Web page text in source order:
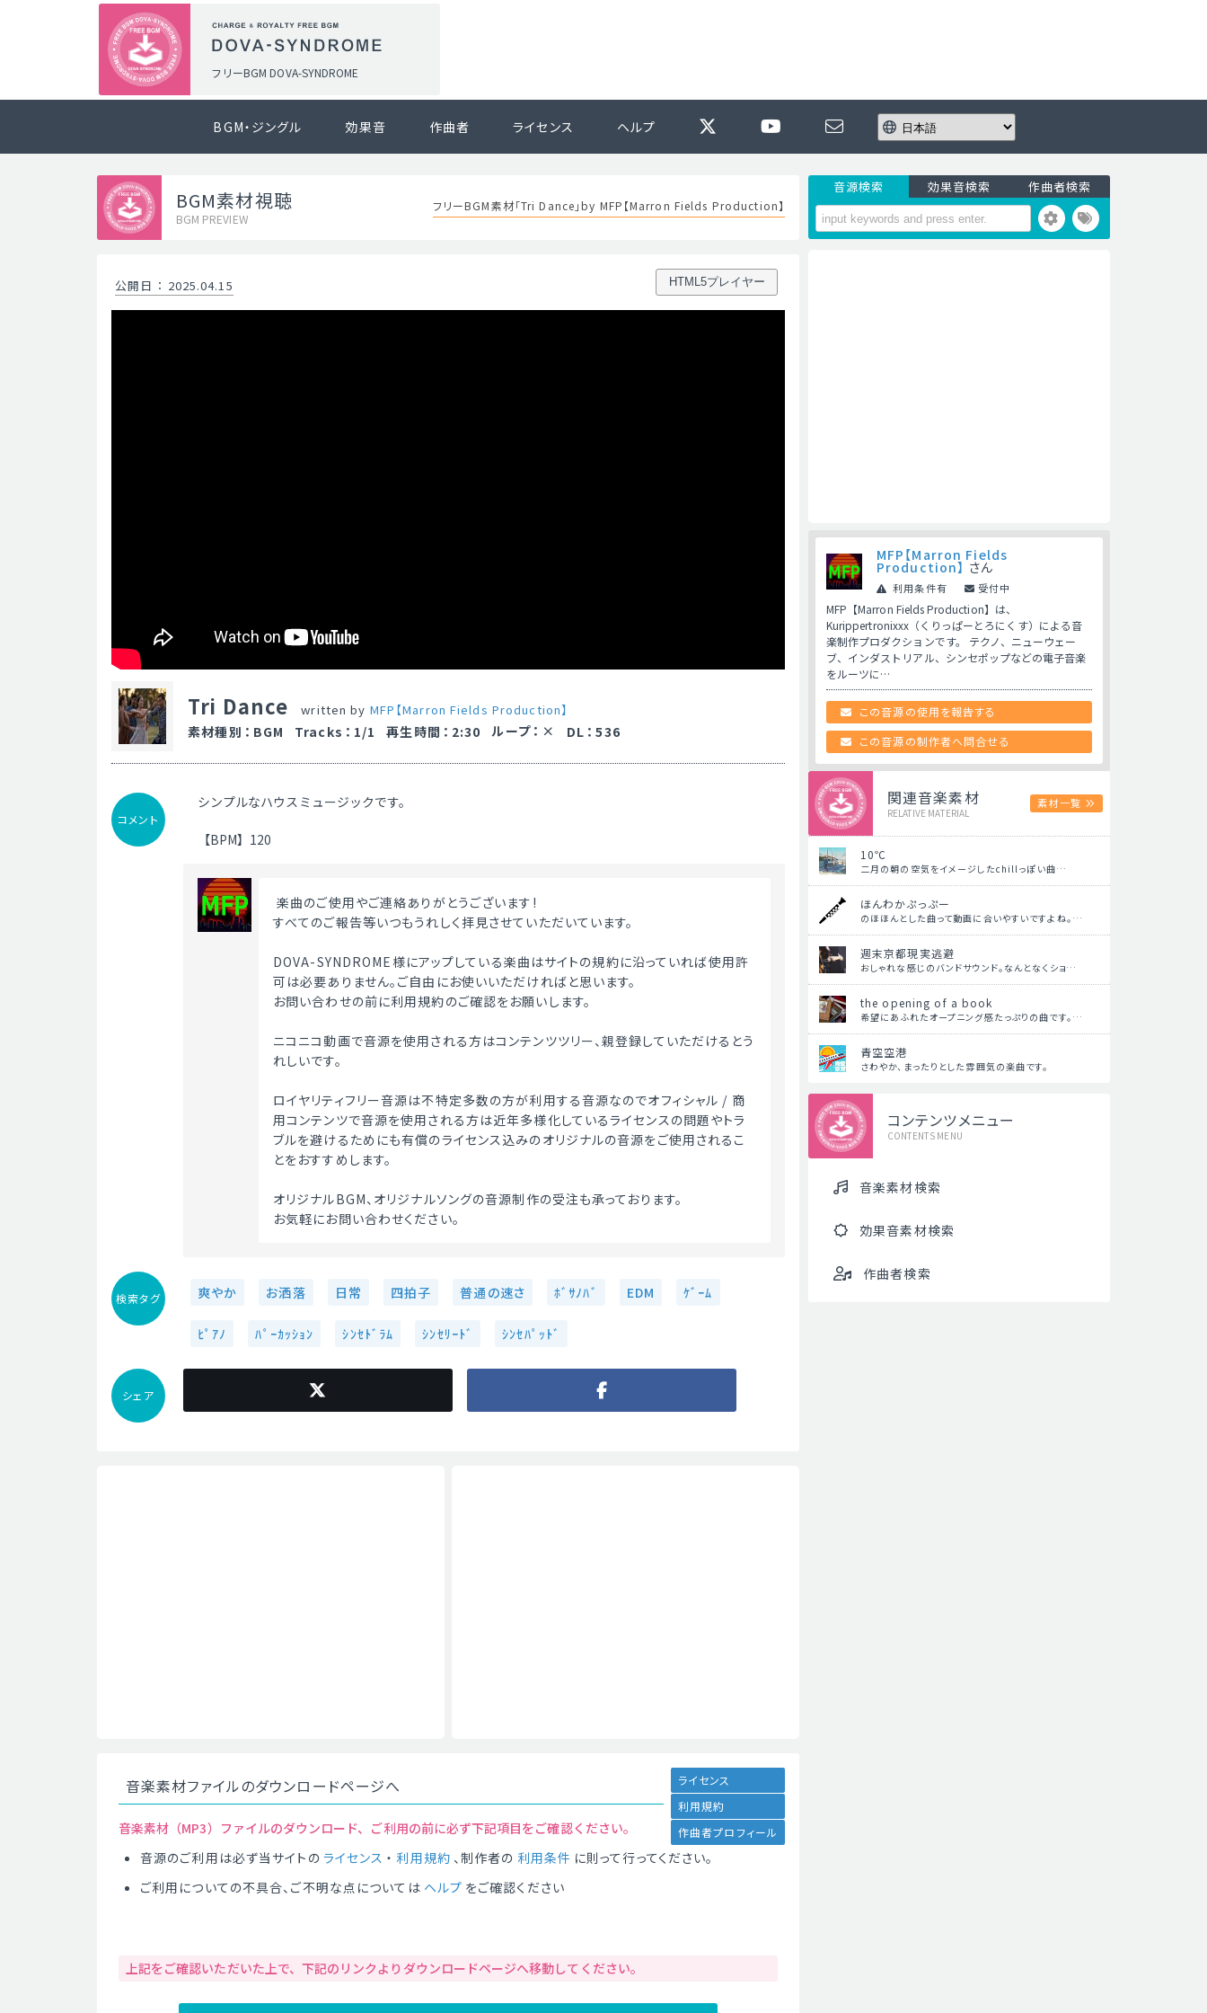
フリーBGM DOVA-SYNDROME
BGM・ジングル 効果音 作曲者 ライセンス ヘルプ
BGM素材視聴
BGM PREVIEW
フリーBGM素材「Tri Dance」by MFP【Marron Fields Production】
公開日 ： 2025.04.15 HTML5プレイヤー
Tri Dance written by MFP【Marron Fields Production】
素材種別 ： BGM Tracks ： 1/1 再生時間 ： 2:30 ループ ： DL ： 536
コメント
シンプルなハウスミュージックです。
【BPM】120
楽曲のご使用やご連絡ありがとうございます!
すべてのご報告等いつもうれしく拝見させていただいています。
DOVA-SYNDROME様にアップしている楽曲はサイトの規約に沿っていれば使用許
可は必要ありません。ご自由にお使いいただければと思います。
お問い合わせの前に利用規約のご確認をお願いします。
ニコニコ動画で音源を使用される方はコンテンツツリー、親登録していただけるとう
れしいです。
ロイヤリティフリー音源は不特定多数の方が利用する音源なのでオフィシャル / 商
用コンテンツで音源を使用される方は近年多様化しているライセンスの問題やトラ
ブルを避けるためにも有償のライセンス込みのオリジナルの音源をご使用されるこ
とをおすすめします。
オリジナルBGM、オリジナルソングの音源制作の受注も承っております。
お気軽にお問い合わせください。
検索タグ 爽やか お洒落 日常 四拍子 普通の速さ ﾎﾞｻﾉﾊﾞ EDM ｹﾞｰﾑ
ﾋﾟｱﾉ ﾊﾟｰｶｯｼｮﾝ ｼﾝｾﾄﾞﾗﾑ ｼﾝｾﾘｰﾄﾞ ｼﾝｾﾊﾟｯﾄﾞ
シェア
音楽素材ファイルのダウンロードページへ
ライセンス
利用規約
作曲者プロフィール
音楽素材（MP3）ファイルのダウンロード、ご利用の前に必ず下記項目をご確認ください。
音源のご利用は必ず当サイトの ライセンス ・ 利用規約 、制作者の 利用条件 に則って行ってください。
ご利用についての不具合、ご不明な点については ヘルプ をご確認ください
上記をご確認いただいた上で、下記のリンクよりダウンロードページへ移動してください。
音源検索 効果音検索 作曲者検索
MFP【Marron Fields
Production】 さん
利用条件有 受付中
MFP【Marron Fields Production】は、
Kurippertronixxx（くりっぱーとろにくす）による音
楽制作プロダクションです。 テクノ、ニューウェー
ブ、インダストリアル、シンセポップなどの電子音楽
をルーツに…
この音源の使用を報告する
この音源の制作者へ問合せる
関連音楽素材
RELATIVE MATERIAL
素材一覧
10℃
二月の朝の空気をイメージしたchillっぽい曲…
ほんわかぷっぷー
のほほんとした曲って動画に合いやすいですよね。…
週末京都現実逃避
おしゃれな感じのバンドサウンド。なんとなくショ…
the opening of a book
希望にあふれたオープニング感たっぷりの曲です。…
青空空港
さわやか、まったりとした雰囲気の楽曲です。
コンテンツメニュー
CONTENTS MENU
音楽素材検索
効果音素材検索
作曲者検索